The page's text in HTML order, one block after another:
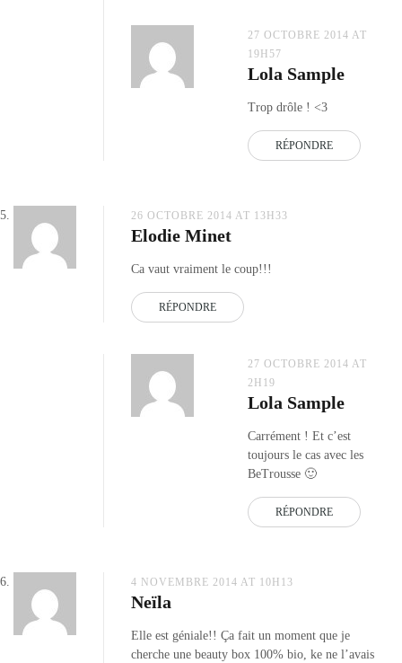
27 OCTOBRE 2014 AT
19H57
Lola Sample
Trop drôle ! <3
RÉPONDRE
26 OCTOBRE 2014 AT 13H33
Elodie Minet
Ca vaut vraiment le coup!!!
RÉPONDRE
27 OCTOBRE 2014 AT
2H19
Lola Sample
Carrément ! Et c’est
toujours le cas avec les
BeTrousse 🙂
RÉPONDRE
4 NOVEMBRE 2014 AT 10H13
Neïla
Elle est géniale!! Ça fait un moment que je
cherche une beauty box 100% bio, ke ne l’avais